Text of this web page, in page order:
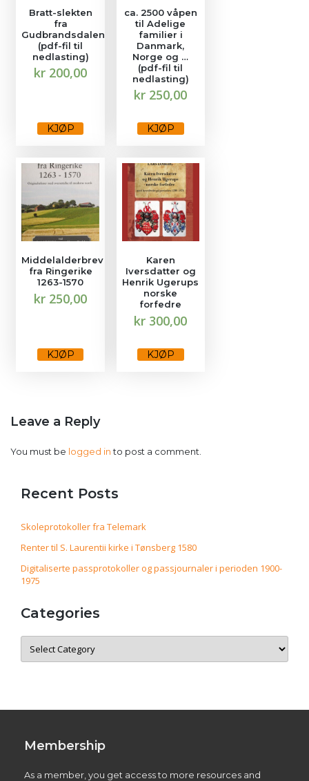
Bratt-slekten
fra
Gudbrandsdalen
(pdf-fil til
nedlasting)
kr 200,00
KJØP
ca. 2500 våpen
til Adelige
familier i
Danmark,
Norge og …
(pdf-fil til
nedlasting)
kr 250,00
KJØP
Middelalderbrev
fra Ringerike
1263-1570
kr 250,00
KJØP
Karen
Iversdatter og
Henrik Ugerups
norske
forfedre
kr 300,00
KJØP
Leave a Reply
You must be logged into post a comment.
Recent Posts
Skoleprotokoller fra Telemark
Renter til S. Laurentii kirke i Tønsberg 1580
Digitaliserte passprotokoller og passjournaler i perioden 1900-
1975
Categories
Categories
Membership
As a member, you get access to more resources and